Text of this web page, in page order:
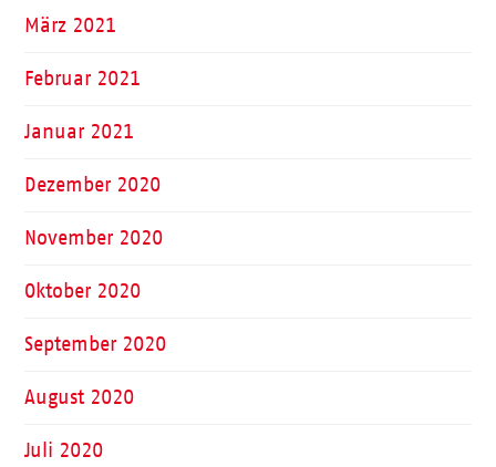
März 2021
Februar 2021
Januar 2021
Dezember 2020
November 2020
Oktober 2020
September 2020
August 2020
Juli 2020